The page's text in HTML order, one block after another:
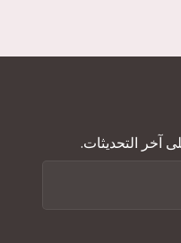
آخر التحديثات.